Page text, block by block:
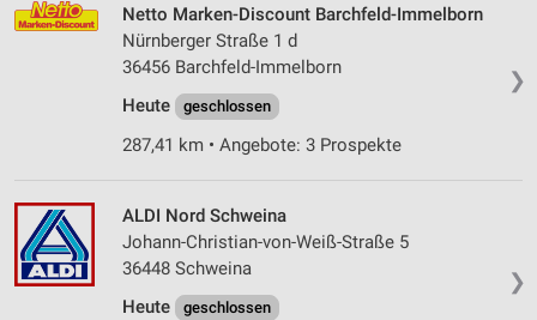
❯
Netto Marken-Discount Barchfeld-Immelborn
Nürnberger Straße 1 d
36456 Barchfeld-Immelborn
Heute
geschlossen
287,41 km • Angebote: 3 Prospekte
❯
ALDI Nord Schweina
Johann-Christian-von-Weiß-Straße 5
36448 Schweina
Heute
geschlossen